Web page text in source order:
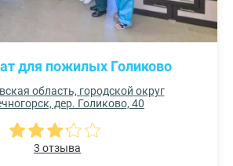
для пожилых Голиково
область, городской округ
дер. Голиково, 40
3 отзыва